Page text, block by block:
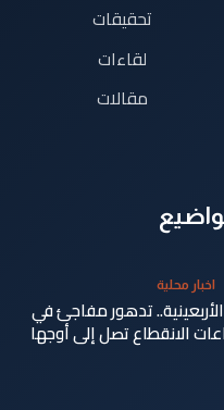
تحقيقات
لقاءات
مقالات
اخبار محلية
الأربعينية.. تدهور مفاجئ في
الانقطاع تصل إلى أوجها